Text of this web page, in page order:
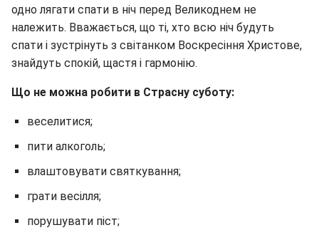
одно лягати спати в ніч перед Великоднем не
належить. Вважається, що ті, хто всю ніч будуть
спати і зустрінуть з світанком Воскресіння Христове,
знайдуть спокій, щастя і гармонію.
Що не можна робити в Страсну суботу:
веселитися;
пити алкоголь;
влаштовувати святкування;
грати весілля;
порушувати піст;